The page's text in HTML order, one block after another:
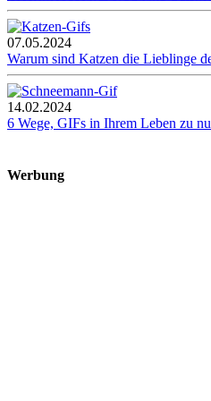
07.05.2024
Warum sind Katzen die Lieblinge
14.02.2024
6 Wege, GIFs in Ihrem Leben zu
Werbung